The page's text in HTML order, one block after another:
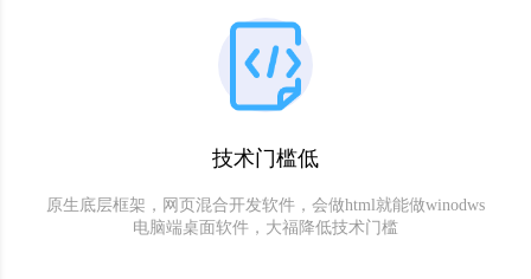
技术门槛低
原生底层框架，网页混合开发软件，会做html就能做winodws
电脑端桌面软件，大福降低技术门槛